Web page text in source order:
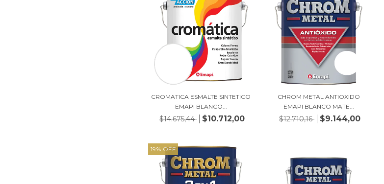
CROMATICA ESMALTE SINTETICO
EMAPI BLANCO...
$14.675,44 $10.712,00
CHROM METAL ANTIOXIDO
EMAPI BLANCO MATE...
$12.710,16 $9.144,00
19% OFF